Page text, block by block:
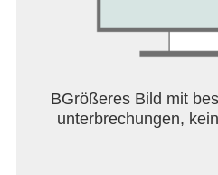
• Finde die beste
Assistenten, um nach dem
Abwechslung vom
nicht nur Geschick und
auch dein strategisches
BGrößeres Bild mit
unterbrechungen,